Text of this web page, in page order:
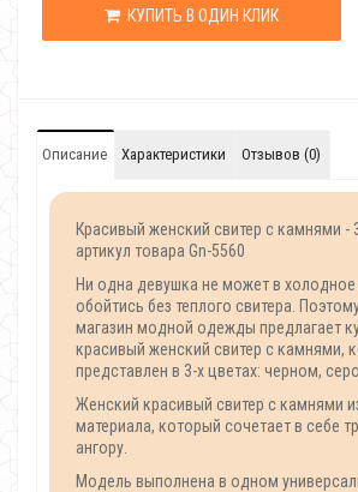
КУПИТЬ В ОДИН КЛИК
Описание Характеристики Отзывов (0)
Красивый женский свитер с камнями -
артикул товара Gn-5560
Ни одна девушка не может в
обойтись без теплого свитера.
магазин модной одежды предлагает
красивый женский свитер с камнями,
представлен в 3-х цветах: черном,
Женский красивый свитер с камнями
материала, который сочетает в себе
ангору.
Модель выполнена в одном